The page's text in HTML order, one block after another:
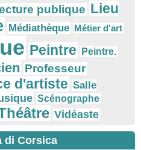
publique Lieu
Médiathèque Métier d'art
Peintre Peintre.
Professeur
d'artiste Salle
Scénographe
Vidéaste
di Corsica